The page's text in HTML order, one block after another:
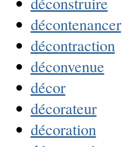
décontenancer
décontraction
déconvenue
décor
décorateur
décoration